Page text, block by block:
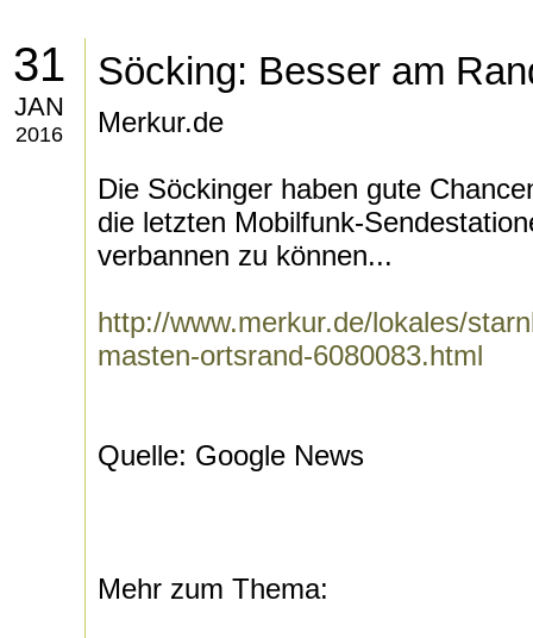
31
JAN
2016
Söcking: Besser am
Merkur.de
Die Söckinger haben gute
die letzten Mobilfunk-
verbannen zu können...
http://www.merkur.de/lokales/
masten-ortsrand-6080083.html
Quelle: Google News
Mehr zum Thema: